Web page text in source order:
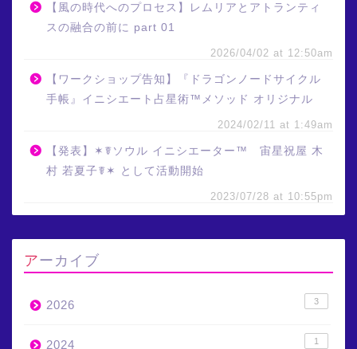
【風の時代へのプロセス】レムリアとアトランティ
スの融合の前に part 01
2026/04/02 at 12:50am
【ワークショップ告知】『ドラゴンノードサイクル
手帳』イニシエート占星術™メソッド オリジナル
2024/02/11 at 1:49am
【発表】✶☤ソウル イニシエーター™ 宙星祝屋 木
村 若夏子☤✶ として活動開始
2023/07/28 at 10:55pm
アーカイブ
2026 3
2024 1